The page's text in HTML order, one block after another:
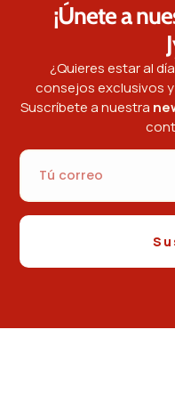
¡Únete a
¿Quieres estar al
consejos exclusivos
Suscríbete a nuestra